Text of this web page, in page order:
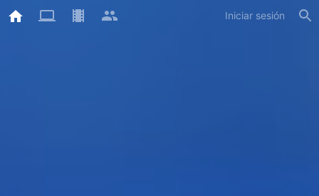
Iniciar sesión